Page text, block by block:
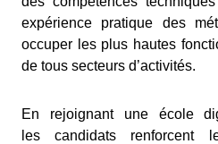
expérience pratique des
occuper les plus hautes
de tous secteurs d’activités.
En rejoignant une école
les candidats renforcent